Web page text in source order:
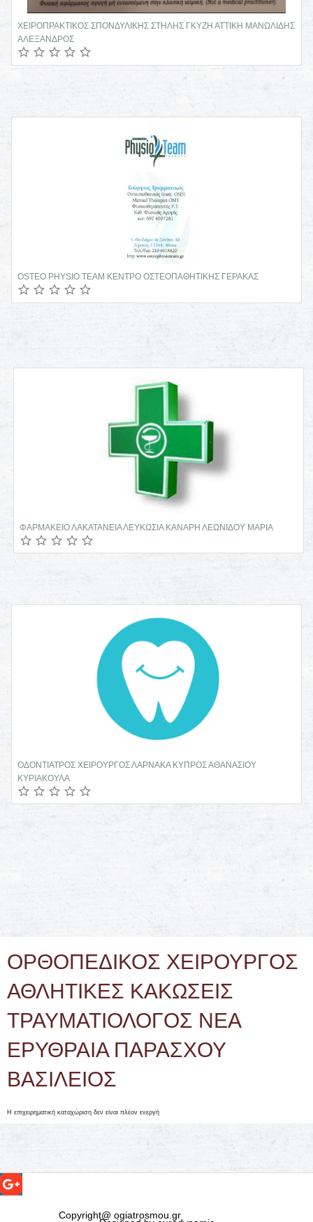
ΧΕΙΡΟΠΡΑΚΤΙΚΟΣ ΣΠΟΝΔΥΛΙΚΗΣ ΣΤΗΛΗΣ ΓΚΥΖΗ ΑΤΤΙΚΗ ΜΑΝΩΛΙΔΗΣ
ΑΛΕΞΑΝΔΡΟΣ
OSTEO PHYSIO TEAM ΚΕΝΤΡΟ ΟΣΤΕΟΠΑΘΗΤΙΚΗΣ ΓΕΡΑΚΑΣ
ΦΑΡΜΑΚΕΙΟ ΛΑΚΑΤΑΝΕΙΑ ΛΕΥΚΩΣΙΑ ΚΑΝΑΡΗ ΛΕΩΝΙΔΟΥ ΜΑΡΙΑ
ΟΔΟΝΤΙΑΤΡΟΣ ΧΕΙΡΟΥΡΓΟΣ ΛΑΡΝΑΚΑ ΚΥΠΡΟΣ ΑΘΑΝΑΣΙΟΥ
ΚΥΡΙΑΚΟΥΛΑ
ΟΡΘΟΠΕΔΙΚΟΣ ΧΕΙΡΟΥΡΓΟΣ
ΑΘΛΗΤΙΚΕΣ ΚΑΚΩΣΕΙΣ
ΤΡΑΥΜΑΤΙΟΛΟΓΟΣ ΝΕΑ
ΕΡΥΘΡΑΙΑ ΠΑΡΑΣΧΟΥ
ΒΑΣΙΛΕΙΟΣ
Η επιχειρηματική καταχώριση δεν είναι πλέον ενεργή
Copyright@ ogiatrosmou.gr